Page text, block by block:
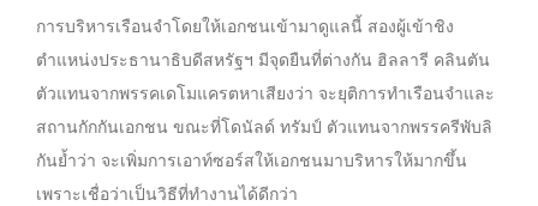
การบริหารเรือนจำโดยให้เอกชนเข้ามาดูแลนี้ สองผู้เข้าชิง
ตำแหน่งประธานาธิบดีสหรัฐฯ มีจุดยืนที่ต่างกัน ฮิลลารี คลินตัน
ตัวแทนจากพรรคเดโมแครตหาเสียงว่า จะยุติการทำเรือนจำและ
สถานกักกันเอกชน ขณะที่โดนัลด์ ทรัมป์ ตัวแทนจากพรรครีพับลิ
กันย้ำว่า จะเพิ่มการเอาท์ซอร์สให้เอกชนมาบริหารให้มากขึ้น
เพราะเชื่อว่าเป็นวิธีที่ทำงานได้ดีกว่า